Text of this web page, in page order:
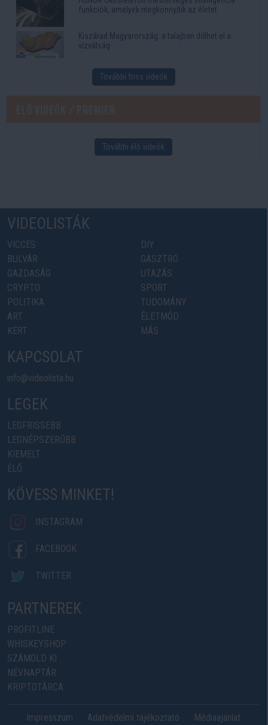
funkciók, amelyek megkönnyítik az életet
Kiszárad Magyarország: a talajban dőlhet el a
vízválság
További friss videók
További élő videók
VIDEOLISTÁK
VICCES
BULVÁR
GAZDASÁG
CRYPTO
POLITIKA
ART
KERT
DIY
GASZTRO
UTAZÁS
SPORT
TUDOMÁNY
ÉLETMÓD
MÁS
KAPCSOLAT
info@videolista.hu
LEGEK
LEGFRISSEBB
LEGNÉPSZERŰBB
KIEMELT
ÉLŐ
KÖVESS MINKET!
INSTAGRAM
FACEBOOK
TWITTER
PARTNEREK
PROFITLINE
WHISKEYSHOP
SZÁMOLD KI
NÉVNAPTÁR
KRIPTOTÁRCA
Impresszum Adatvédelmi tájékoztató Médiaajánlat